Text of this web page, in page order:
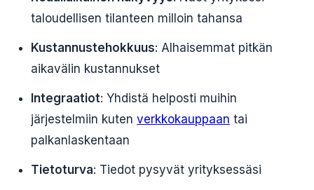
taloudellisen tilanteen milloin tahansa
Kustannustehokkuus: Alhaisemmat pitkän
aikavälin kustannukset
Integraatiot: Yhdistä helposti muihin
järjestelmiin kuten verkkokauppaan tai
palkanlaskentaan
Tietoturva: Tiedot pysyvät yrityksessäsi